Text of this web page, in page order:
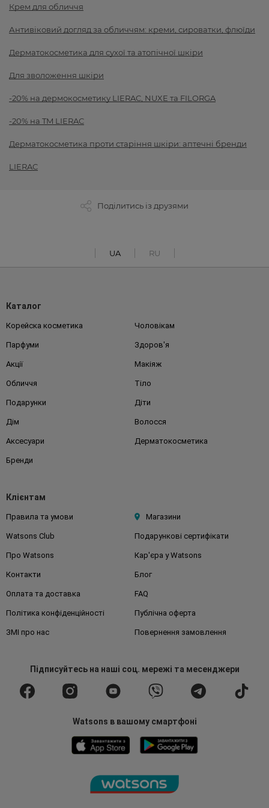
Крем для обличчя
Антивіковий догляд за обличчям: креми, сироватки, флюїди
Дерматокосметика для сухої та атопічної шкіри
Для зволоження шкіри
-20% на дермокосметику LIERAC, NUXE та FILORGA
-20% на TM LIERAC
Дерматокосметика проти старіння шкіри: аптечні бренди
LIERAC
Поділитись із друзями
UA RU
Каталог
Корейска косметика Чоловікам
Парфуми Здоров'я
Акції Макіяж
Обличчя Тіло
Подарунки Діти
Дім Волосся
Аксесуари Дерматокосметика
Бренди
Клієнтам
Правила та умови Магазини
Watsons Club Подарункові сертифікати
Про Watsons Кар'єра у Watsons
Контакти Блог
Оплата та доставка FAQ
Політика конфіденційності Публічна оферта
ЗМІ про нас Повернення замовлення
Підписуйтесьна наші соц. мережі та месенджери
Watsons в вашому смартфоні